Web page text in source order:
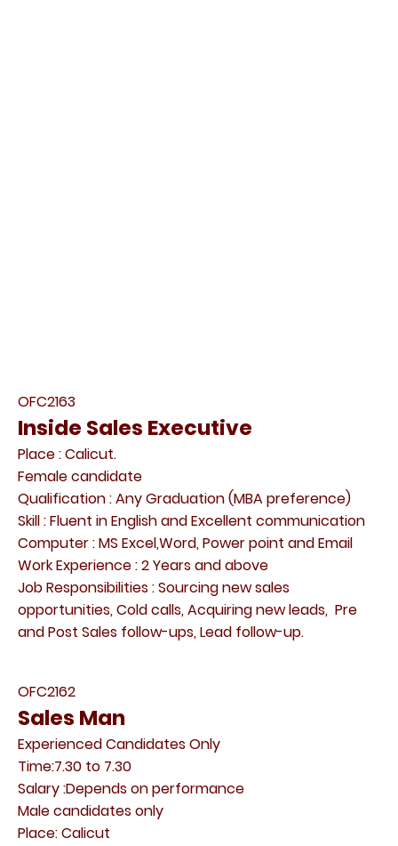
OFC2163
Inside Sales Executive
Place : Calicut.
Female candidate
Qualification : Any Graduation (MBA preference)
Skill : Fluent in English and Excellent communication
Computer : MS Excel,Word, Power point and Email
Work Experience : 2 Years and above
Job Responsibilities : Sourcing new sales
opportunities, Cold calls, Acquiring new leads, Pre
and Post Sales follow-ups, Lead follow-up.
OFC2162
Sales Man
Experienced Candidates Only
Time:7.30 to 7.30
Salary :Depends on performance
Male candidates only
Place: Calicut